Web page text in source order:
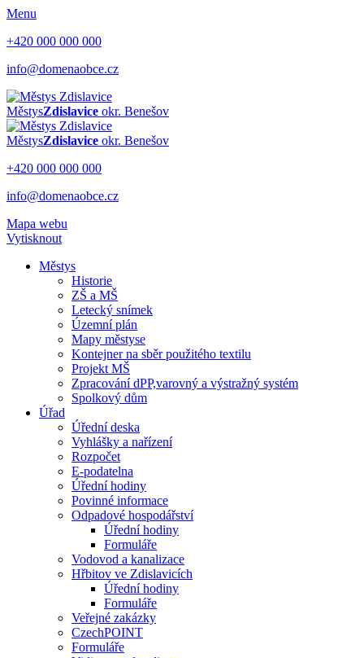
Menu
+420 000 000 000
info@domenaobce.cz
MěstysZdislavice okr. Benešov
MěstysZdislavice okr. Benešov
+420 000 000 000
info@domenaobce.cz
Mapa webu
Vytisknout
Městys
Historie
ZŠ a MŠ
Letecký snímek
Územní plán
Mapy městyse
Kontejner na sběr použitého textilu
Projekt MŠ
Zpracování dPP,varovný a výstražný systém
Spolkový dům
Úřad
Úřední deska
Vyhlášky a nařízení
Rozpočet
E-podatelna
Úřední hodiny
Povinné informace
Odpadové hospodářství
Úřední hodiny
Formuláře
Vodovod a kanalizace
Hřbitov ve Zdislavicích
Úřední hodiny
Formuláře
Veřejné zakázky
CzechPOINT
Formuláře